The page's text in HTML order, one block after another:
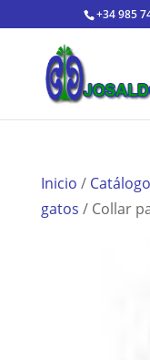
+34 985
Inicio /
gatos / Collar